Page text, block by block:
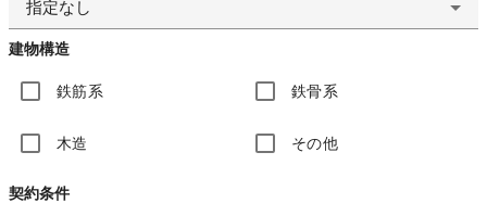
指定なし
建物構造
鉄筋系 鉄骨系
木造 その他
契約条件